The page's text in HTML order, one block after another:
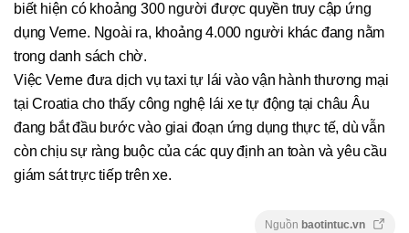
biết hiện có khoảng 300 người được quyền truy cập ứng
dụng Verne. Ngoài ra, khoảng 4.000 người khác đang nằm
trong danh sách chờ.
Việc Verne đưa dịch vụ taxi tự lái vào vận hành thương mại
tại Croatia cho thấy công nghệ lái xe tự động tại châu Âu
đang bắt đầu bước vào giai đoạn ứng dụng thực tế, dù vẫn
còn chịu sự ràng buộc của các quy định an toàn và yêu cầu
giám sát trực tiếp trên xe.
Nguồn baotintuc.vn